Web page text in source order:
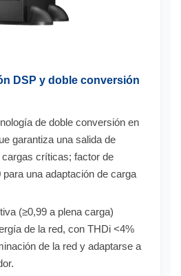
DSP y doble conversión
de doble conversión en
garantiza una salida de
críticas; factor de
una adaptación de carga
(≥0,99 a plena carga)
de la red, con THDi <4%
de la red y adaptarse a